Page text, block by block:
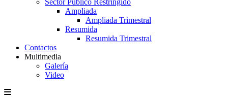
Sector Público Restringido
Ampliada
Ampliada Trimestral
Resumida
Resumida Trimestral
Contactos
Multimedia
Galería
Video